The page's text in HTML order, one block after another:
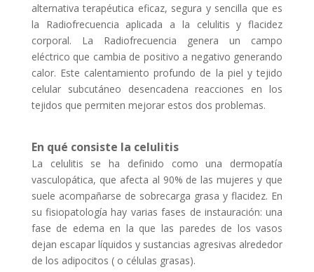
alternativa terapéutica eficaz, segura y sencilla que es
la Radiofrecuencia aplicada a la celulitis y flacidez
corporal. La Radiofrecuencia genera un campo
eléctrico que cambia de positivo a negativo generando
calor. Este calentamiento profundo de la piel y tejido
celular subcutáneo desencadena reacciones en los
tejidos que permiten mejorar estos dos problemas.
En qué consiste la celulitis
La celulitis se ha definido como una dermopatía
vasculopática, que afecta al 90% de las mujeres y que
suele acompañarse de sobrecarga grasa y flacidez. En
su fisiopatología hay varias fases de instauración: una
fase de edema en la que las paredes de los vasos
dejan escapar líquidos y sustancias agresivas alrededor
de los adipocitos ( o células grasas).